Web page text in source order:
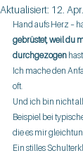
Aktualisiert: 12.
Hand aufs Herz –
gebrüstet, weil du
durchgezogen
Ich mache den
oft.
Und ich bin nicht
Beispiel bei
die es mir
Ein stilles